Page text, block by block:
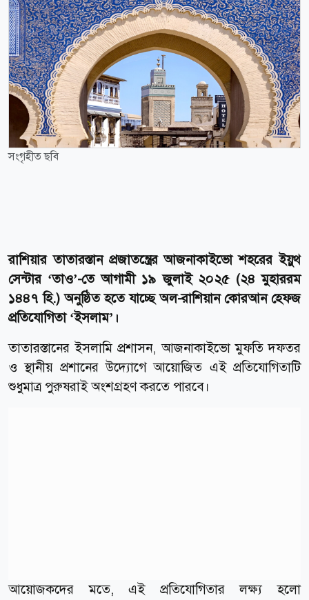
সংগৃহীত ছবি
রাশিয়ার তাতারস্তান প্রজাতন্ত্রের আজনাকাইভো শহরের ইয়ুথ
সেন্টার ‘তাও’-তে আগামী ১৯ জুলাই ২০২৫ (২৪ মুহাররম
১৪৪৭ হি.) অনুষ্ঠিত হতে যাচ্ছে অল-রাশিয়ান কোরআন হেফজ
প্রতিযোগিতা ‘ইসলাম’।
তাতারস্তানের ইসলামি প্রশাসন, আজনাকাইভো মুফতি দফতর
ও স্থানীয় প্রশানের উদ্যোগে আয়োজিত এই প্রতিযোগিতাটি
শুধুমাত্র পুরুষরাই অংশগ্রহণ করতে পারবে।
আয়োজকদের মতে, এই প্রতিযোগিতার লক্ষ্য হলো